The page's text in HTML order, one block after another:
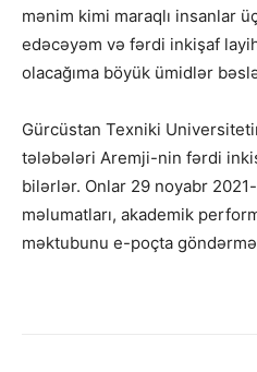
mənim kimi maraqlı insanlar
edəcəyəm və fərdi inkişaf
olacağıma böyük ümidlər
Gürcüstan Texniki
tələbələri Aremji-nin fərdi
bilərlər. Onlar 29 noyabr
məlumatları, akademik
məktubunu e-poçta